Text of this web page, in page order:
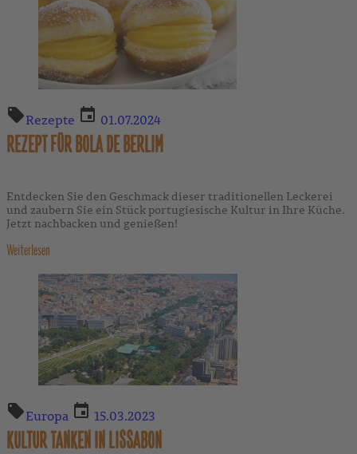
Rezepte 01.07.2024
REZEPT FÜR BOLA DE BERLIM
Entdecken Sie den Geschmack dieser traditionellen Leckerei
und zaubern Sie ein Stück portugiesische Kultur in Ihre Küche.
Jetzt nachbacken und genießen!
Weiterlesen
Europa 15.03.2023
KULTUR TANKEN IN LISSABON